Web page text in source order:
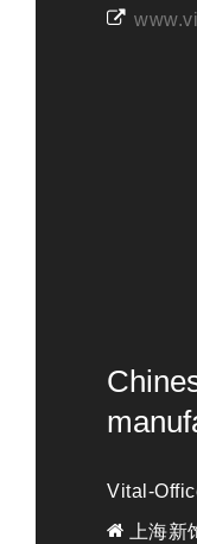
Vital-
上海新